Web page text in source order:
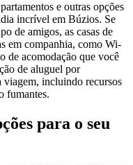
e outras opções
incrível em Búzios. Se
de amigos, as casas de
em companhia, como Wi-
de acomodação que você
de aluguel por
viagem, incluindo recursos
fumantes.
para o seu